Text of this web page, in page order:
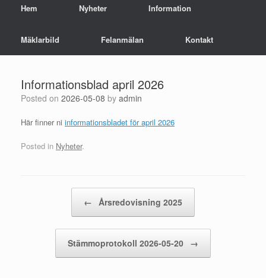
Hem Nyheter Information
Mäklarbild Felanmälan Kontakt
Informationsblad april 2026
Posted on 2026-05-08 by admin
Här finner ni informationsbladet för april 2026
Posted in Nyheter.
← Årsredovisning 2025
Stämmoprotokoll 2026-05-20 →